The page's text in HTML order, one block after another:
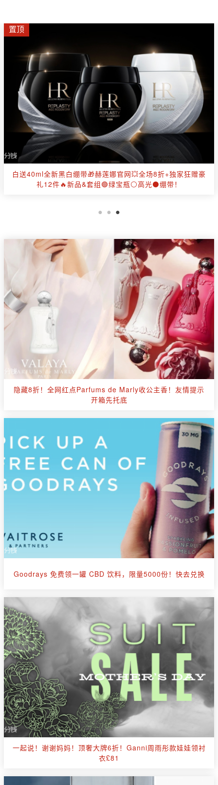
置顶
【全面降价】✂️Moose Knuckles官网全场6折起🤍羽绒马甲
£270✨抄底加拿大国宝级特产！
隐藏8折！全网红点Parfums de Marly收公主香！友情提示
开箱先托底
Goodrays 免费领一罐 CBD 饮料，限量5000份！快去兑换
一起说！谢谢妈妈！顶奢大牌6折！Ganni周雨彤款娃娃领衬
衣£81